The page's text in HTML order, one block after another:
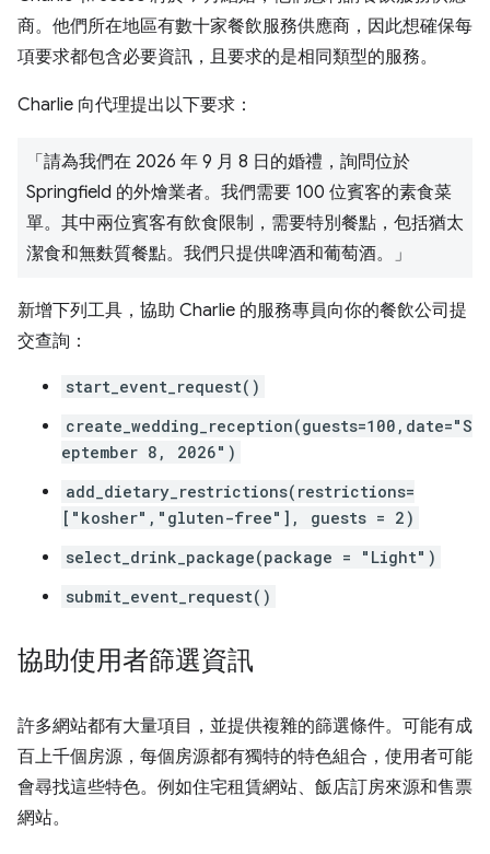
商。他們所在地區有數十家餐飲服務供應商，因此想確保每
項要求都包含必要資訊，且要求的是相同類型的服務。
Charlie 向代理提出以下要求：
「請為我們在 2026 年 9 月 8 日的婚禮，詢問位於
Springfield 的外燴業者。我們需要 100 位賓客的素食菜
單。其中兩位賓客有飲食限制，需要特別餐點，包括猶太
潔食和無麩質餐點。我們只提供啤酒和葡萄酒。」
新增下列工具，協助 Charlie 的服務專員向你的餐飲公司提
交查詢：
start_event_request()
create_wedding_reception(guests=100,date="S
eptember 8, 2026")
add_dietary_restrictions(restrictions=
["kosher","gluten-free"], guests = 2)
select_drink_package(package = "Light")
submit_event_request()
協助使用者篩選資訊
許多網站都有大量項目，並提供複雜的篩選條件。可能有成
百上千個房源，每個房源都有獨特的特色組合，使用者可能
會尋找這些特色。例如住宅租賃網站、飯店訂房來源和售票
網站。